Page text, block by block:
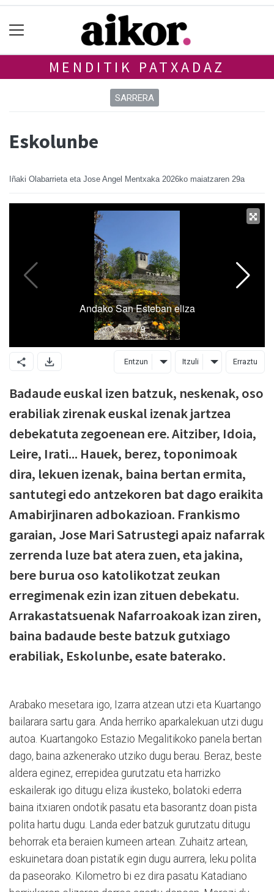
MENDITIK PATXADAZ
SARRERA
Eskolunbe
Iñaki Olabarrieta eta Jose Angel Mentxaka 2026ko maiatzaren 29a
Entzun Itzuli Erraztu
Badaude euskal izen batzuk, neskenak, oso
erabiliak zirenak euskal izenak jartzea
debekatuta zegoenean ere. Aitziber, Idoia,
Leire, Irati... Hauek, berez, toponimoak
dira, lekuen izenak, baina bertan ermita,
santutegi edo antzekoren bat dago eraikita
Amabirjinaren adbokazioan. Frankismo
garaian, Jose Mari Satrustegi apaiz nafarrak
zerrenda luze bat atera zuen, eta jakina,
bere burua oso katolikotzat zeukan
erregimenak ezin izan zituen debekatu.
Arrakastatsuenak Nafarroakoak izan ziren,
baina badaude beste batzuk gutxiago
erabiliak, Eskolunbe, esate baterako.
Arabako mesetara igo, Izarra atzean utzi eta Kuartango
bailarara sartu gara. Anda herriko aparkalekuan utzi dugu
autoa. Kuartangoko Estazio Megalitikoko panela bertan
dago, baina azkenerako utziko dugu berau. Beraz, beste
aldera eginez, errepidea gurutzatu eta harrizko
eskailerak igo ditugu eliza ikusteko, bolatoki ederra
baina itxiaren ondotik pasatu eta basorantz doan pista
polita hartu dugu. Landa eder batzuk gurutzatu ditugu
behorrak eta beraien kumeen artean. Zuhaitz artean,
eskuinetara doan pistatik egin dugu aurrera, leku polita
da paseorako. Kilometro bi ez dira pasatu Katadiano